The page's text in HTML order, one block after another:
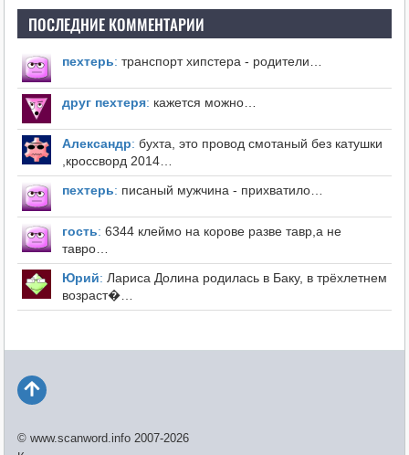
ПОСЛЕДНИЕ КОММЕНТАРИИ
пехтерь: транспорт хипстера - родители…
друг пехтеря: кажется можно…
Александр: бухта, это провод смотаный без катушки
,кроссворд 2014…
пехтерь: писаный мужчина - прихватило…
гость: 6344 клеймо на корове разве тавр,а не
тавро…
Юрий: Лариса Долина родилась в Баку, в трёхлетнем
возраст�…
© www.scanword.info 2007-2026